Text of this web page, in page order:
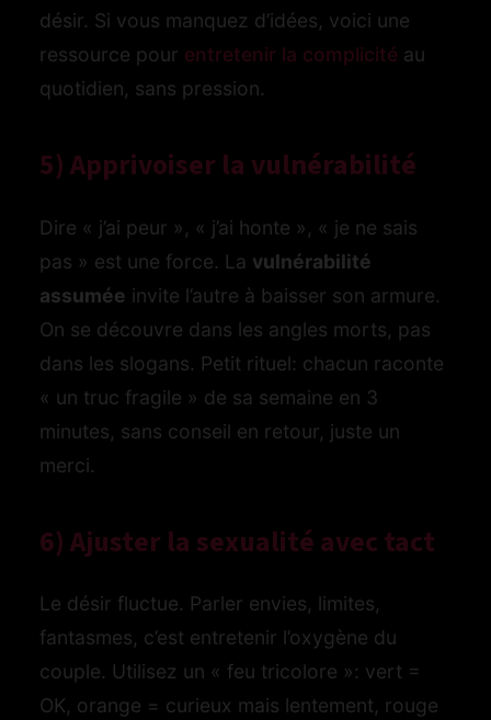
désir. Si vous manquez d’idées, voici une
ressource pour entretenir la complicité au
quotidien, sans pression.
5) Apprivoiser la vulnérabilité
Dire « j’ai peur », « j’ai honte », « je ne sais
pas » est une force. La vulnérabilité
assumée invite l’autre à baisser son armure.
On se découvre dans les angles morts, pas
dans les slogans. Petit rituel: chacun raconte
« un truc fragile » de sa semaine en 3
minutes, sans conseil en retour, juste un
merci.
6) Ajuster la sexualité avec tact
Le désir fluctue. Parler envies, limites,
fantasmes, c’est entretenir l’oxygène du
couple. Utilisez un « feu tricolore »: vert =
OK, orange = curieux mais lentement, rouge